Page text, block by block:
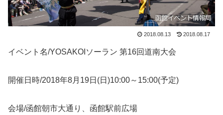
2018.08.13 2018.08.17
イベント名/YOSAKOIソーラン 第16回道南大会
開催日時/2018年8月19日(日)10:00～15:00(予定)
会場/函館朝市大通り、函館駅前広場